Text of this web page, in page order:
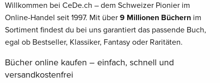
Willkommen bei CeDe.ch – dem Schweizer Pionier im
Online-Handel seit 1997. Mit über 9 Millionen Büchern im
Sortiment findest du bei uns garantiert das passende Buch,
egal ob Bestseller, Klassiker, Fantasy oder Raritäten.
Bücher online kaufen – einfach, schnell und
versandkostenfrei